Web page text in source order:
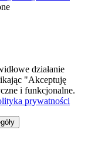
działanie
"Akceptuję
i funkcjonalne.
prywatności